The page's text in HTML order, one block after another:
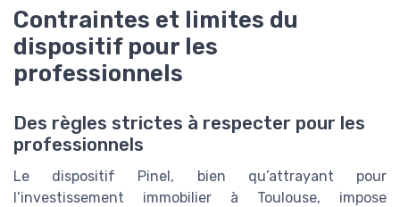
Contraintes et limites du
dispositif pour les
professionnels
Des règles strictes à respecter pour les
professionnels
Le dispositif Pinel, bien qu’attrayant pour
l’investissement immobilier à Toulouse, impose